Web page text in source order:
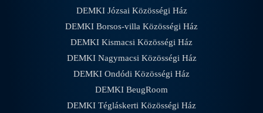
DEMKI Józsai Közösségi Ház
DEMKI Borsos-villa Közösségi Ház
DEMKI Kismacsi Közösségi Ház
DEMKI Nagymacsi Közösségi Ház
DEMKI Ondódi Közösségi Ház
DEMKI BeugRoom
DEMKI Tégláskerti Közösségi Ház